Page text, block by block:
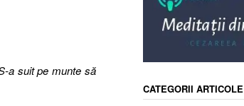
a suit pe munte să
CATEGORII ARTICOLE